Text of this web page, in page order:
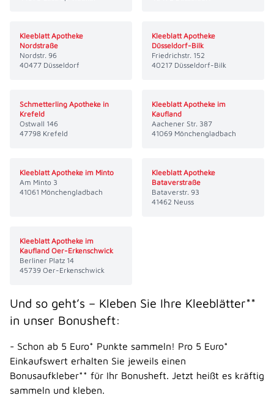
Kleeblatt Apotheke
Nordstraße
Nordstr. 96
40477 Düsseldorf
Kleeblatt Apotheke
Düsseldorf-Bilk
Friedrichstr. 152
40217 Düsseldorf-Bilk
Schmetterling Apotheke in
Krefeld
Ostwall 146
47798 Krefeld
Kleeblatt Apotheke im
Kaufland
Aachener Str. 387
41069 Mönchengladbach
Kleeblatt Apotheke im Minto
Am Minto 3
41061 Mönchengladbach
Kleeblatt Apotheke
Bataverstraße
Bataverstr. 93
41462 Neuss
Kleeblatt Apotheke im
Kaufland Oer-Erkenschwick
Berliner Platz 14
45739 Oer-Erkenschwick
Und so geht’s – Kleben Sie Ihre Kleeblätter**
in unser Bonusheft:
- Schon ab 5 Euro* Punkte sammeln! Pro 5 Euro*
Einkaufswert erhalten Sie jeweils einen
Bonusaufkleber** für Ihr Bonusheft. Jetzt heißt es kräftig
sammeln und kleben.